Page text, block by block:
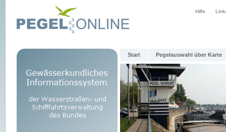
Hilfe
Start Pegelauswahl über Karte